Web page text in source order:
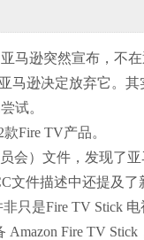
逊突然宣布，不在
马逊决定放弃它。
尝试。
Fire TV产品。
）文件，发现了亚
文件描述中还提及
只是Fire TV Stick
Fire TV Stick